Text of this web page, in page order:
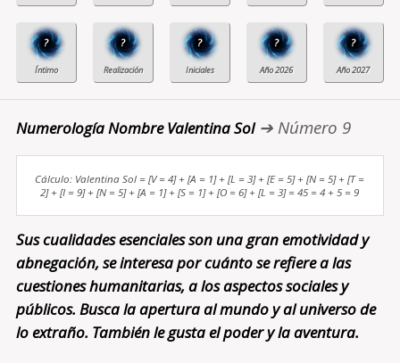
? ? ? ? ?
Numerología Nombre Valentina Sol➔ Número 9
Cálculo: Valentina Sol = [V = 4] + [A = 1] + [L = 3] + [E = 5] + [N = 5] + [T =
2] + [I = 9] + [N = 5] + [A = 1] + [S = 1] + [O = 6] + [L = 3] = 45 = 4 + 5 = 9
Sus cualidades esenciales son una gran emotividad y
abnegación, se interesa por cuánto se refiere a las
cuestiones humanitarias, a los aspectos sociales y
públicos. Busca la apertura al mundo y al universo de
lo extraño. También le gusta el poder y la aventura.